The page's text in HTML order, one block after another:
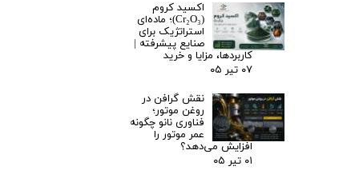
اکسید کروم
(Cr₂O₃)؛ ماده‌ای
استراتژیک برای
صنایع پیشرفته |
کاربردها، مزایا و خرید
۰۷ تیر ۰۵
نقش گرافن در
روغن موتور؛
فناوری نانو چگونه
عمر موتور را
افزایش می‌دهد؟
۰۱ تیر ۰۵